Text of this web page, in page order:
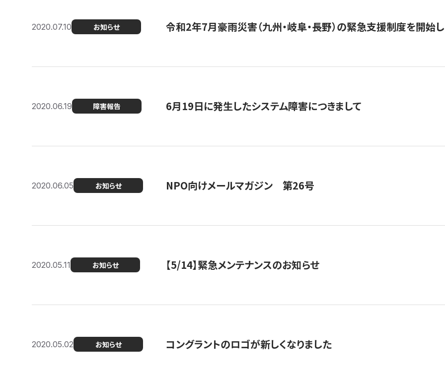
2020.07.10 お知らせ 令和2年7月豪雨災害（九州・岐阜・長野）の緊急支援制度を開始
2020.06.19 障害報告 6月19日に発生したシステム障害につきまして
2020.06.05 お知らせ NPO向けメールマガジン 第26号
2020.05.11 お知らせ 【5/14】緊急メンテナンスのお知らせ
2020.05.02 お知らせ コングラントのロゴが新しくなりました